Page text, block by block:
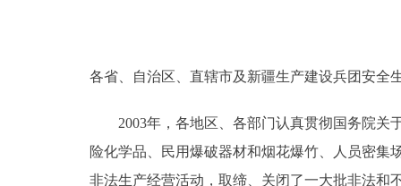
各省、自治区、直辖市及新疆生产建设兵团安全
2003年，各地区、各部门认真贯彻国务院关
险化学品、民用爆破器材和烟花爆竹、人员密
非法生产经营活动，取缔、关闭了一大批非法和